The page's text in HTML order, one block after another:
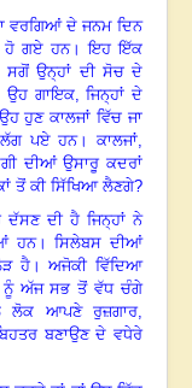
ਵਰਗਿਆਂ ਦੇ ਜਨਮ ਦਿਨ
ਹੋ ਗਏ ਹਨ। ਇਹ ਇੱਕ
ਸਗੋਂ ਉਨ੍ਹਾਂ ਦੀ ਸੋਚ ਦੇ
ਉਹ ਗਾਇਕ,ਜਿਨ੍ਹਾਂ ਦੇ
ਉਹ ਹੁਣ ਕਾਲਜਾਂ ਵਿੱਚ ਜਾ
ਪਏ ਹਨ। ਕਾਲਜਾਂ,
ਦੀਆਂ ਉਸਾਰੂ ਕਦਰਾਂ
ਤੋਂ ਕੀ ਸਿੱਖਿਆ ਲੈਣਗੇ?
ਦੱਸਣ ਦੀ ਹੈ ਜਿਨ੍ਹਾਂ ਨੇ
ਹਨ। ਸਿਲੇਬਸ ਦੀਆਂ
ਹੈ। ਅਜੋਕੀ ਵਿੱਦਿਆ
ਨੂੰ ਅੱਜ ਸਭ ਤੋਂ ਵੱਧ ਚੰਗੇ
ਲੋਕ ਆਪਣੇ ਰੁਜ਼ਗਾਰ,
ਬਣਾਉਣ ਦੇ ਵਧੇਰੇ